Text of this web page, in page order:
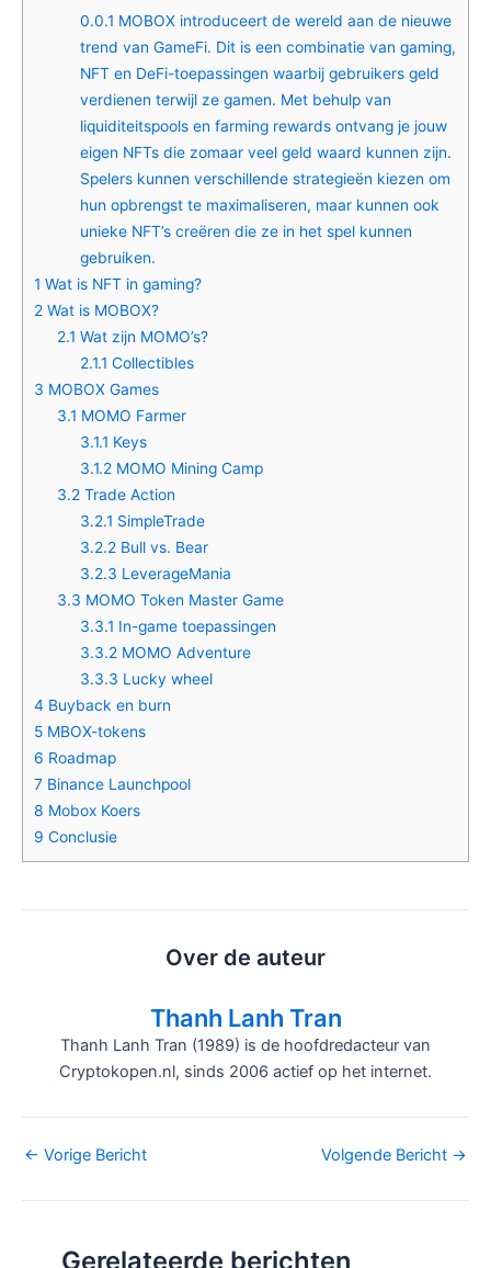
0.0.1 MOBOX introduceert de wereld aan de nieuwe
trend van GameFi. Dit is een combinatie van gaming,
NFT en DeFi-toepassingen waarbij gebruikers geld
verdienen terwijl ze gamen. Met behulp van
liquiditeitspools en farming rewards ontvang je jouw
eigen NFTs die zomaar veel geld waard kunnen zijn.
Spelers kunnen verschillende strategieën kiezen om
hun opbrengst te maximaliseren, maar kunnen ook
unieke NFT’s creëren die ze in het spel kunnen
gebruiken.
1 Wat is NFT in gaming?
2 Wat is MOBOX?
2.1 Wat zijn MOMO’s?
2.1.1 Collectibles
3 MOBOX Games
3.1 MOMO Farmer
3.1.1 Keys
3.1.2MOMO Mining Camp
3.2Trade Action
3.2.1 SimpleTrade
3.2.2Bull vs. Bear
3.2.3 LeverageMania
3.3 MOMO Token Master Game
3.3.1 In-game toepassingen
3.3.2MOMO Adventure
3.3.3 Lucky wheel
4 Buyback en burn
5 MBOX-tokens
6 Roadmap
7 Binance Launchpool
8 Mobox Koers
9 Conclusie
Over de auteur
Thanh Lanh Tran
Thanh Lanh Tran (1989) is de hoofdredacteur van
Cryptokopen.nl, sinds 2006 actief op het internet.
Bericht
← Vorige Bericht Volgende Bericht →
Gerelateerde berichten